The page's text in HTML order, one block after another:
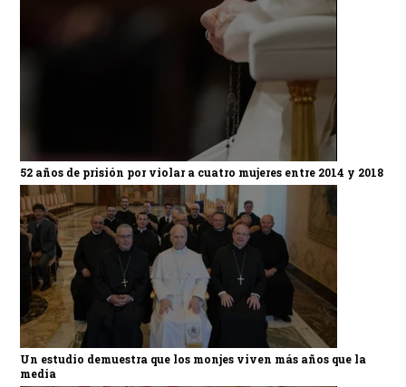
52 años de prisión por violar a cuatro mujeres entre 2014 y 2018
Un estudio demuestra que los monjes viven más años que la
media